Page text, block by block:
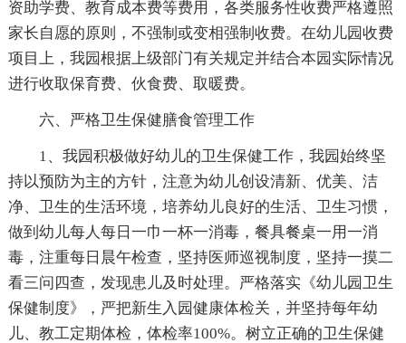
资助学费、教育成本费等费用，各类服务性收费严格遵照
家长自愿的原则，不强制或变相强制收费。在幼儿园收费
项目上，我园根据上级部门有关规定并结合本园实际情况
进行收取保育费、伙食费、取暖费。
六、严格卫生保健膳食管理工作
1、我园积极做好幼儿的卫生保健工作，我园始终坚
持以预防为主的方针，注意为幼儿创设清新、优美、洁
净、卫生的生活环境，培养幼儿良好的生活、卫生习惯，
做到幼儿每人每日一巾一杯一消毒，餐具餐桌一用一消
毒，注重每日晨午检查，坚持医师巡视制度，坚持一摸二
看三问四查，发现患儿及时处理。严格落实《幼儿园卫生
保健制度》，严把新生入园健康体检关，并坚持每年幼
儿、教工定期体检，体检率100%。树立正确的卫生保健